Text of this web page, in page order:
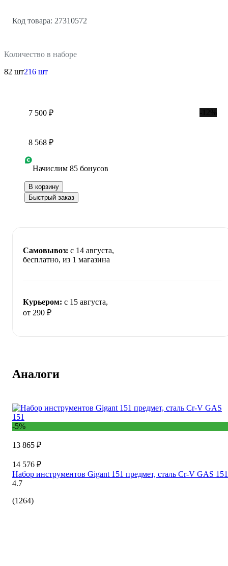
Код товара: 27310572
Количество в наборе
82 шт216 шт
7 500 ₽
8 568 ₽
Начислим 85 бонусов
В корзину
Быстрый заказ
Самовывоз: c 14 августа,
бесплатно, из 1 магазина
Курьером: c 15 августа,
от 290 ₽
Аналоги
-5%
13 865 ₽
14 576 ₽
Набор инструментов Gigant 151 предмет, сталь Cr-V GAS 151
4.7
(1264)